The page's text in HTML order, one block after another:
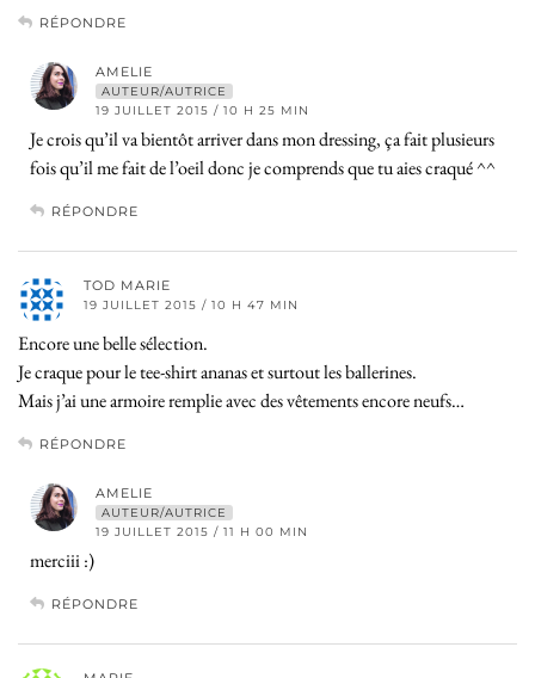
RÉPONDRE
AMELIE
AUTEUR/AUTRICE
19 JUILLET 2015 / 10 H 25 MIN
Je crois qu’il va bientôt arriver dans mon dressing, ça fait plusieurs
fois qu’il me fait de l’oeil donc je comprends que tu aies craqué ^^
RÉPONDRE
TOD MARIE
19 JUILLET 2015 / 10 H 47 MIN
Encore une belle sélection.
Je craque pour le tee-shirt ananas et surtout les ballerines.
Mais j’ai une armoire remplie avec des vêtements encore neufs…
RÉPONDRE
AMELIE
AUTEUR/AUTRICE
19 JUILLET 2015 / 11 H 00 MIN
merciii :)
RÉPONDRE